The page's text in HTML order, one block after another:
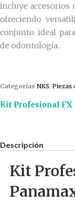
incluye accesorios
ofreciendo
conjunto ideal
de odontología.
Categorías NKS, Piezas
Kit Profesional FX
Descripción
Kit